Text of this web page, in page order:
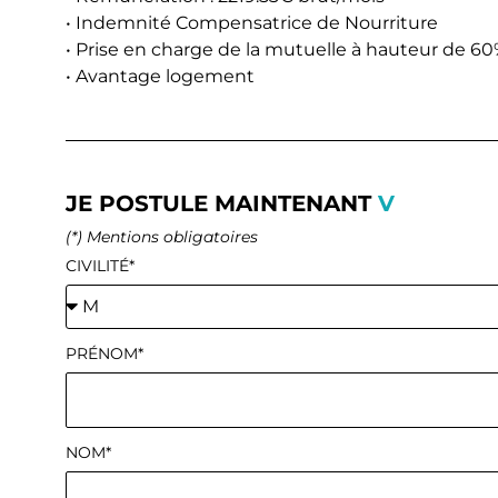
• Indemnité Compensatrice de Nourriture
• Prise en charge de la mutuelle à hauteur de
• Avantage logement
JE POSTULE MAINTENANT V
(*) Mentions obligatoires
CIVILITÉ*
PRÉNOM*
NOM*